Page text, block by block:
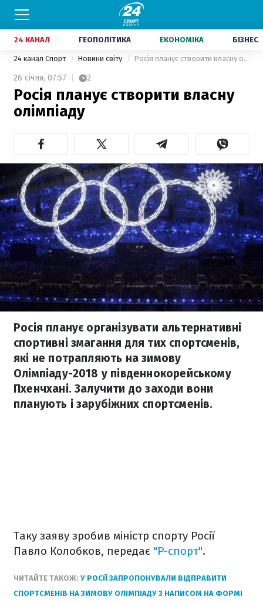
24 КАНАЛ ГЕОПОЛІТИКА ЕКОНОМІКА БІЗНЕС
24 канал Спорт Новини світу Росія планує створити власну олімпіаду
26 січня, 07:57 2
Росія планує створити власну
олімпіаду
Росія планує організувати альтернативні
спортивні змагання для тих спортсменів,
які не потрапляють на зимову
Олімпіаду-2018 у південнокорейському
Пхенчхані. Залучити до заходи вони
планують і зарубіжних спортсменів.
Таку заяву зробив міністр спорту Росії
Павло Колобков, передає "Р-спорт".
ЧИТАЙТЕ ТАКОЖ: У РОСІЇ ЗАПРОПОНУВАЛИ ВІДПРАВИТИ
СПОРТСМЕНІВ НА ЗИМОВУ ОЛІМПІАДУ З НАПИСОМ НА ФОРМІ